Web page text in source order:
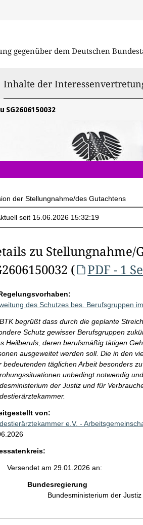
gegenüber dem Deutschen
Inhalte der
SG2606150032
der Stellungnahme/des Gutachtens
zu Stellungnahme/
(
PDF - 1
des Schutzes bes. Berufsgruppen
begrüßt dass durch die geplante
Schutz gewisser Berufsgruppen
Heilberufs, deren berufsmäßig tätigen
ausgeweitet werden soll. Die in den
bedeutenden täglichen Arbeit besonders
unbedingt notwendig
der Justiz und für
von:
e.V. -
Versendet am 29.01.2026 an:
Bundesregierung
Bundesministerium der